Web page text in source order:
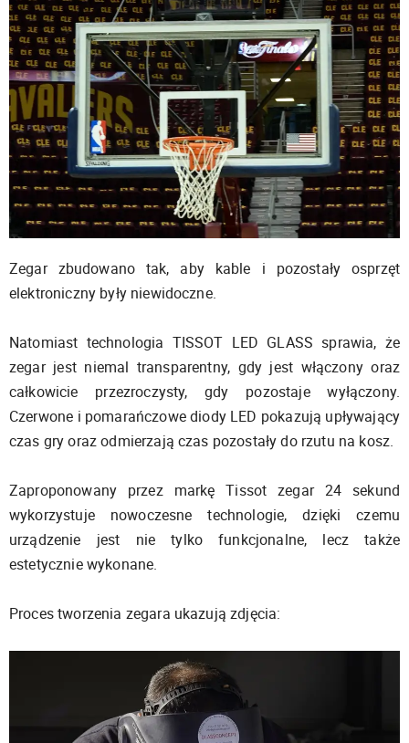
Zegar zbudowano tak, aby kable i pozostały osprzęt
elektroniczny były niewidoczne.
Natomiast technologia TISSOT LED GLASS sprawia, że
zegar jest niemal transparentny, gdy jest włączony oraz
całkowicie przezroczysty, gdy pozostaje wyłączony.
Czerwone i pomarańczowe diody LED pokazują upływający
czas gry oraz odmierzają czas pozostały do rzutu na kosz.
Zaproponowany przez markę Tissot zegar 24 sekund
wykorzystuje nowoczesne technologie, dzięki czemu
urządzenie jest nie tylko funkcjonalne, lecz także
estetycznie wykonane.
Proces tworzenia zegara ukazują zdjęcia: